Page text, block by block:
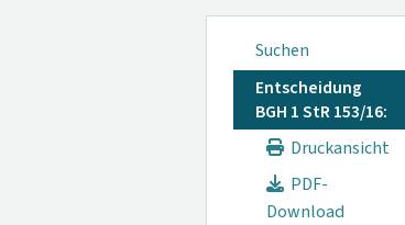
Suchen
Entscheidung
BGH 1 StR 153/16:
Druckansicht
PDF-
Download